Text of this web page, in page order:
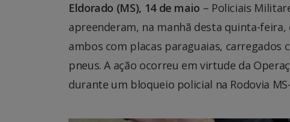
Eldorado (MS), 14 de maio – Policiais
apreenderam, na manhã desta quinta-
ambos com placas paraguaias, carregados
pneus. A ação ocorreu em virtude da
durante um bloqueio policial na Rodovia